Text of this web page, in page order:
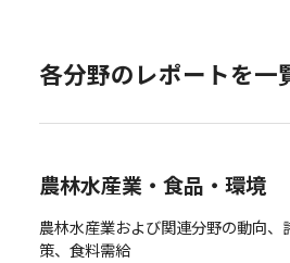
各分野のレポートを一
農林水産業・食品・環境
農林水産業および関連分野の動向、
策、食料需給